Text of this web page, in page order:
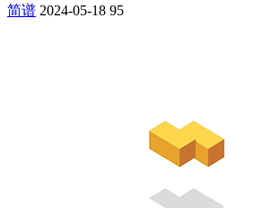
简谱 2024-05-18 95